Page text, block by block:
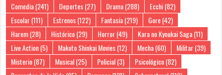
Comedia(241) Deportes(27) Drama(288) Ecchi(82)
Escolar(111) Estrenos(122) Fantasía(219) Gore(42)
Harem(28) Histórico(29) Horror(49) Kara no Kyoukai Saga(11)
Live Action(5) Makoto Shinkai Movies(12) Mecha(60) Militar(39)
Misterio(87) Musical(25) Policial(3) Psicológico(82)